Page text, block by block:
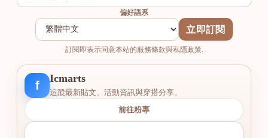
偏好語系
立即訂閱
訂閱即表示同意本站的服務條款與私隱政策.
f
Icmarts
追蹤最新貼文、活動資訊與穿搭分享。
前往粉專